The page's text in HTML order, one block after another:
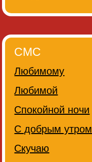
СМС
Любимому
Любимой
Спокойной ночи
С добрым утром
Скучаю